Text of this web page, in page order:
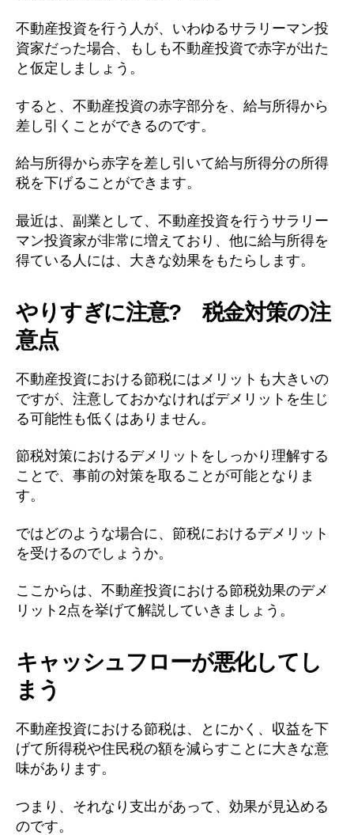
不動産投資を行う人が、いわゆるサラリーマン投
資家だった場合、もしも不動産投資で赤字が出た
と仮定しましょう。
すると、不動産投資の赤字部分を、給与所得から
差し引くことができるのです。
給与所得から赤字を差し引いて給与所得分の所得
税を下げることができます。
最近は、副業として、不動産投資を行うサラリー
マン投資家が非常に増えており、他に給与所得を
得ている人には、大きな効果をもたらします。
やりすぎに注意? 税金対策の注
意点
不動産投資における節税にはメリットも大きいの
ですが、注意しておかなければデメリットを生じ
る可能性も低くはありません。
節税対策におけるデメリットをしっかり理解する
ことで、事前の対策を取ることが可能となりま
す。
ではどのような場合に、節税におけるデメリット
を受けるのでしょうか。
ここからは、不動産投資における節税効果のデメ
リット2点を挙げて解説していきましょう。
キャッシュフローが悪化してし
まう
不動産投資における節税は、とにかく、収益を下
げて所得税や住民税の額を減らすことに大きな意
味があります。
つまり、それなり支出があって、効果が見込める
のです。